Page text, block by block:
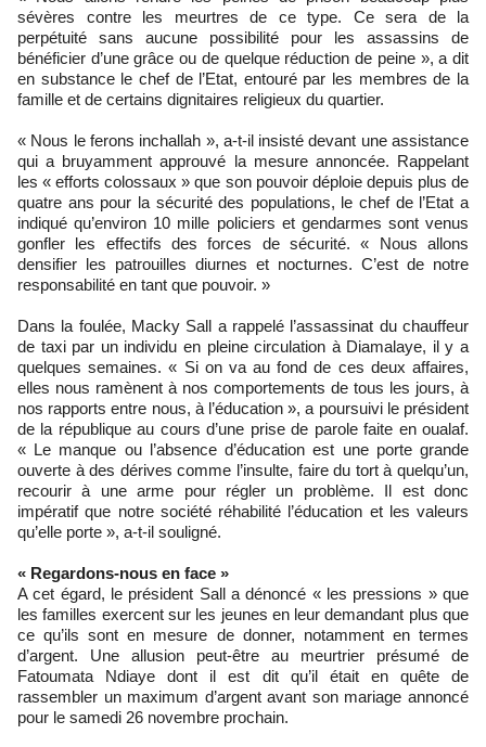
sévères contre les meurtres de ce type. Ce sera de la
perpétuité sans aucune possibilité pour les assassins de
bénéficier d’une grâce ou de quelque réduction de peine », a dit
en substance le chef de l’Etat, entouré par les membres de la
famille et de certains dignitaires religieux du quartier.
« Nous le ferons inchallah », a-t-il insisté devant une assistance
qui a bruyamment approuvé la mesure annoncée. Rappelant
les « efforts colossaux » que son pouvoir déploie depuis plus de
quatre ans pour la sécurité des populations, le chef de l’Etat a
indiqué qu’environ 10 mille policiers et gendarmes sont venus
gonfler les effectifs des forces de sécurité. « Nous allons
densifier les patrouilles diurnes et nocturnes. C’est de notre
responsabilité en tant que pouvoir. »
Dans la foulée, Macky Sall a rappelé l’assassinat du chauffeur
de taxi par un individu en pleine circulation à Diamalaye, il y a
quelques semaines. « Si on va au fond de ces deux affaires,
elles nous ramènent à nos comportements de tous les jours, à
nos rapports entre nous, à l’éducation », a poursuivi le président
de la république au cours d’une prise de parole faite en oualaf.
« Le manque ou l’absence d’éducation est une porte grande
ouverte à des dérives comme l’insulte, faire du tort à quelqu’un,
recourir à une arme pour régler un problème. Il est donc
impératif que notre société réhabilité l’éducation et les valeurs
qu’elle porte », a-t-il souligné.
« Regardons-nous en face »
A cet égard, le président Sall a dénoncé « les pressions » que
les familles exercent sur les jeunes en leur demandant plus que
ce qu’ils sont en mesure de donner, notamment en termes
d’argent. Une allusion peut-être au meurtrier présumé de
Fatoumata Ndiaye dont il est dit qu’il était en quête de
rassembler un maximum d’argent avant son mariage annoncé
pour le samedi 26 novembre prochain.